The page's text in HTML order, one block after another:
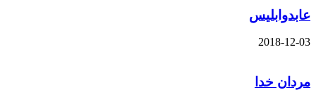
عابدوابلیس
2018-12-03
مردان خدا